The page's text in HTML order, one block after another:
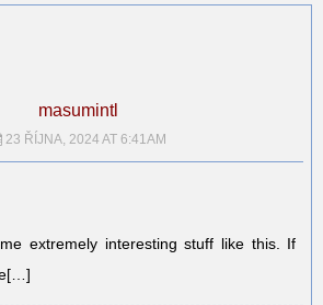
masumintl
23 ŘÍJNA, 2024 AT 6:41AM
extremely interesting stuff like this. If